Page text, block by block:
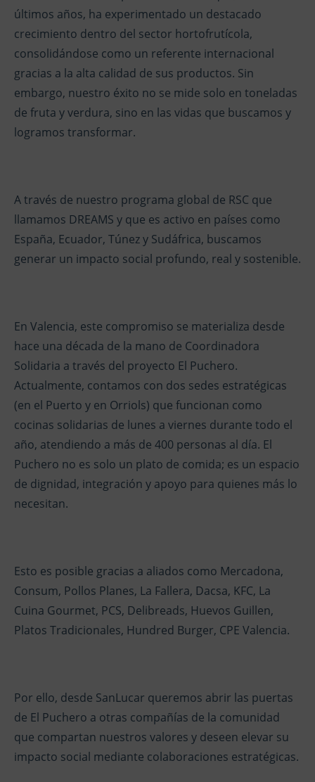
últimos años, ha experimentado un destacado
crecimiento dentro del sector hortofrutícola,
consolidándose como un referente internacional
gracias a la alta calidad de sus productos. Sin
embargo, nuestro éxito no se mide solo en toneladas
de fruta y verdura, sino en las vidas que buscamos y
logramos transformar.
A través de nuestro programa global de RSC que
llamamos DREAMS y que es activo en países como
España, Ecuador, Túnez y Sudáfrica, buscamos
generar un impacto social profundo, real y sostenible.
En Valencia, este compromiso se materializa desde
hace una década de la mano de Coordinadora
Solidaria a través del proyecto El Puchero.
Actualmente, contamos con dos sedes estratégicas
(en el Puerto y en Orriols) que funcionan como
cocinas solidarias de lunes a viernes durante todo el
año, atendiendo a más de 400 personas al día. El
Puchero no es solo un plato de comida; es un espacio
de dignidad, integración y apoyo para quienes más lo
necesitan.
Esto es posible gracias a aliados como Mercadona,
Consum, Pollos Planes, La Fallera, Dacsa, KFC, La
Cuina Gourmet, PCS, Delibreads, Huevos Guillen,
Platos Tradicionales, Hundred Burger, CPE Valencia.
Por ello, desde SanLucar queremos abrir las puertas
de El Puchero a otras compañías de la comunidad
que compartan nuestros valores y deseen elevar su
impacto social mediante colaboraciones estratégicas.